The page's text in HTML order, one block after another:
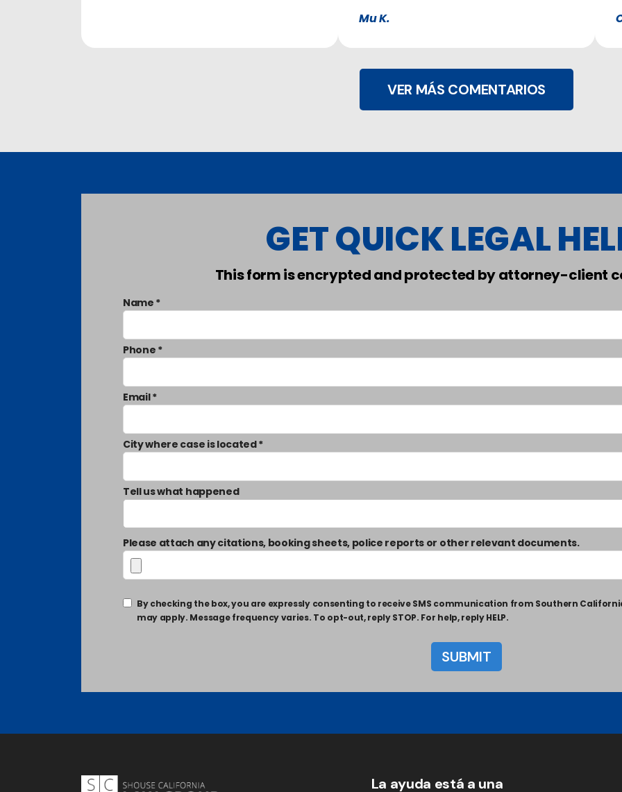
Mu K.
VER MÁS COMENTARIOS
GET QUICK LEGAL
This form is encrypted and protected by attorney-client
Name *
Phone *
Email *
City where case is located *
Tell us what happened
Please attach any citations, booking sheets, police reports or other relevant documents.
By checking the box, you are expressly consenting to receive SMS communication from Southern
may apply. Message frequency varies. To opt-out, reply STOP. For help, reply HELP.
La ayuda está a una